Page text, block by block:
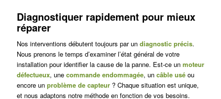
Diagnostiquer rapidement pour mieux
réparer
Nos interventions débutent toujours par un diagnostic précis.
Nous prenons le temps d’examiner l’état général de votre
installation pour identifier la cause de la panne. Est-ce un moteur
défectueux, une commande endommagée, un câble uséou
encore un problème de capteur? Chaque situation est unique,
et nous adaptons notre méthode en fonction de vos besoins.